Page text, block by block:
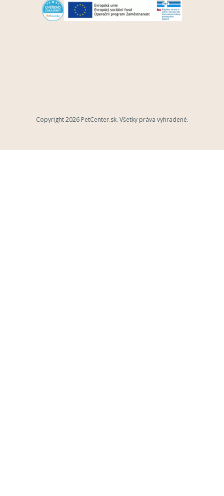
Copyright 2026 PetCenter.sk. Všetky práva vyhradené.